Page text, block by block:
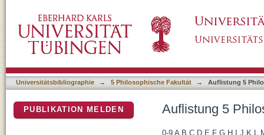
Universitätsbibliographie → 5 Philosophische Fakultät → Auflistung 5
Auflistung 5
0-9 A B C D E F G H J K L
PUBLIKATION MELDEN